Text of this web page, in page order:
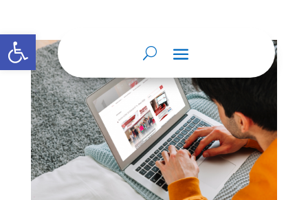
Abrir barra de herramientas